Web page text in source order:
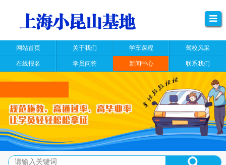
网站首页 关于我们 学车课程 驾校风采
在线报名 学员问答 新闻中心 联系我们